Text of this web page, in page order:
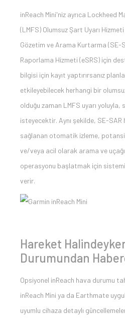
inReach Mini'niz ayrıca Lockheed
(LMFS) Olumsuz Şart Uyarı
Gözetim ve Arama Kurtarma (SE-
Raporlama Hizmeti (eSRS) için
bilgisi için kayıt yaptırırsanız
etkileyebilecek herhangi bir
olduğu zaman LMFS uyarı yoluyla,
isteyecektir. Aynı şekilde, SE-
sağlanan otomatik izleme,
ve/veya acil olarak arama ve
operasyonu başlatmak için
verir.
Hareket
Durumundan
Opsiyonel inReach hava durumu
inReach Mini ya da Earthmate
uyumlu cihaza detaylı